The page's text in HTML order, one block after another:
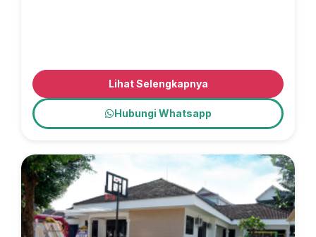
Lihat Selengkapnya
Hubungi Whatsapp